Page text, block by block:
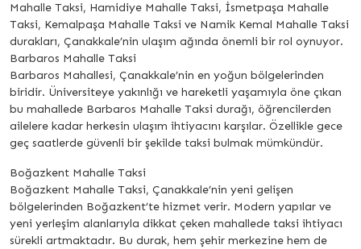
Mahalle Taksi, Hamidiye Mahalle Taksi, İsmetpaşa Mahalle
Taksi, Kemalpaşa Mahalle Taksi ve Namik Kemal Mahalle Taksi
durakları, Çanakkale’nin ulaşım ağında önemli bir rol oynuyor.
Barbaros Mahalle Taksi
Barbaros Mahallesi, Çanakkale’nin en yoğun bölgelerinden
biridir. Üniversiteye yakınlığı ve hareketli yaşamıyla öne çıkan
bu mahallede Barbaros Mahalle Taksi durağı, öğrencilerden
ailelere kadar herkesin ulaşım ihtiyacını karşılar. Özellikle gece
geç saatlerde güvenli bir şekilde taksi bulmak mümkündür.
Boğazkent Mahalle Taksi
Boğazkent Mahalle Taksi, Çanakkale’nin yeni gelişen
bölgelerinden Boğazkent’te hizmet verir. Modern yapılar ve
yeni yerleşim alanlarıyla dikkat çeken mahallede taksi ihtiyacı
sürekli artmaktadır. Bu durak, hem şehir merkezine hem de